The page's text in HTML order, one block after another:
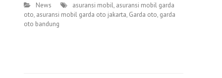
News asuransi mobil, asuransi mobil garda
oto, asuransi mobil garda oto jakarta, Garda oto, garda
oto bandung